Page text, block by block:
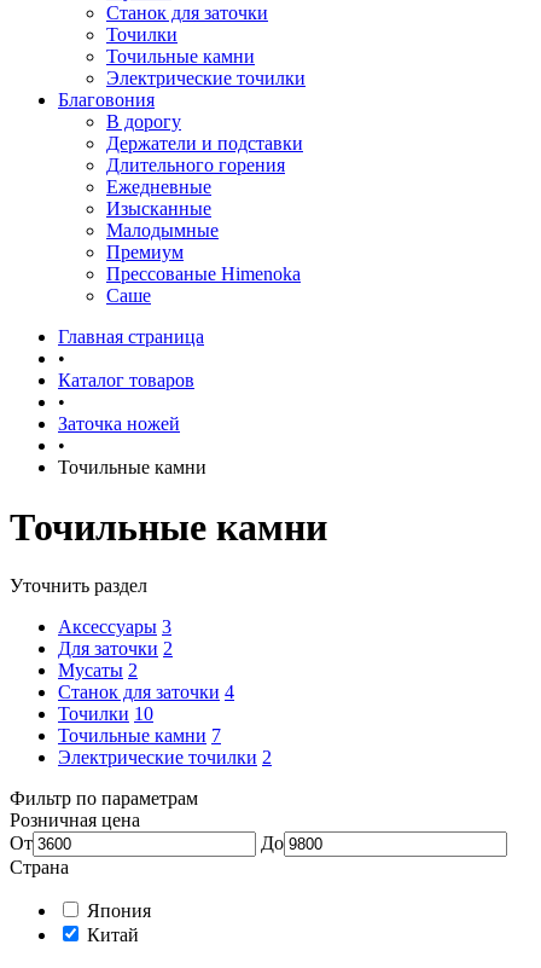
Станок для заточки
Точилки
Точильные камни
Электрические точилки
Благовония
В дорогу
Держатели и подставки
Длительного горения
Ежедневные
Изысканные
Малодымные
Премиум
Прессованые Himenoka
Саше
Главная страница
•
Каталог товаров
•
Заточка ножей
•
Точильные камни
Точильные камни
Уточнить раздел
Аксессуары 3
Для заточки 2
Мусаты 2
Станок для заточки 4
Точилки 10
Точильные камни 7
Электрические точилки 2
Фильтр по параметрам
Розничная цена
От
До
Страна
Япония
Китай